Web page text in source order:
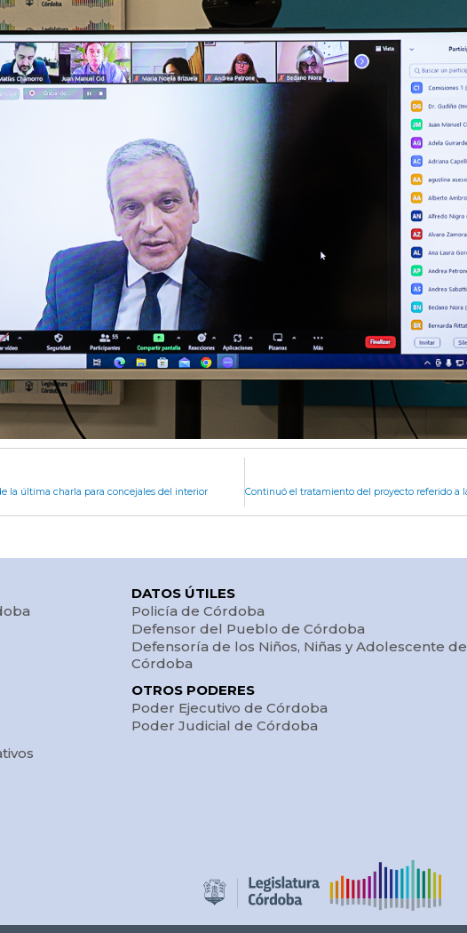
la última charla para concejales del interior
DATOS ÚTILES
Policía de Córdoba
Defensor del Pueblo de Córdoba
Defensoría de los Niños, Niñas y Adolescente de
Córdoba
OTROS PODERES
Poder Ejecutivo de Córdoba
Poder Judicial de Córdoba